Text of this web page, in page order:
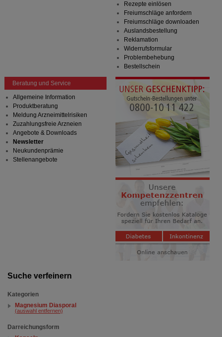
Suche verfeinern
Kategorien
Magnesium Diasporal
(auswahl entfernen)
Darreichungsform
Rezepte einlösen
Freiumschläge anfordern
Freiumschläge downloaden
Auslandsbestellung
Reklamation
Widerrufsformular
Problembehebung
Bestellschein
Beratung und Service
Allgemeine Information
Produktberatung
Meldung Arzneimittelrisiken
Zuzahlungsfreie Arzneien
Angebote & Downloads
Newsletter
Neukundenprämie
Stellenangebote